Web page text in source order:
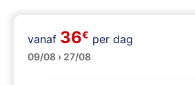
Klein
vanaf 36€ per dag
09/08 › 27/08